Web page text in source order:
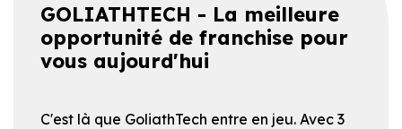
GOLIATHTECH - La meilleure
opportunité de franchise pour
vous aujourd'hui
C'est là que GoliathTech entre en jeu. Avec 3